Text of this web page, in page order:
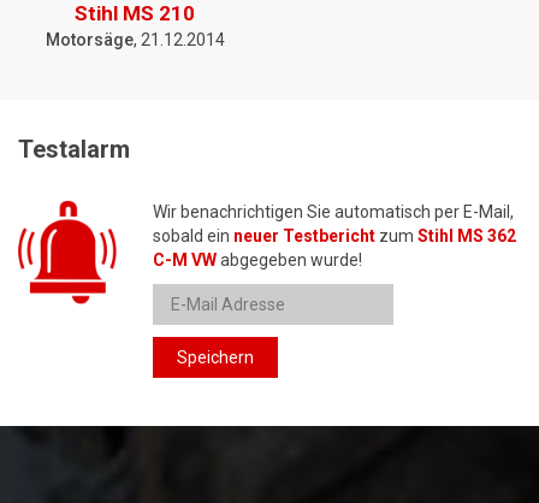
Stihl MS 210
Motorsäge, 21.12.2014
Testalarm
Wir benachrichtigen Sie automatisch per E-Mail,
sobald ein neuer Testbericht zum Stihl MS 362
C-M VWabgegeben wurde!
Speichern